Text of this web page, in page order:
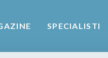
SPECIALISTI